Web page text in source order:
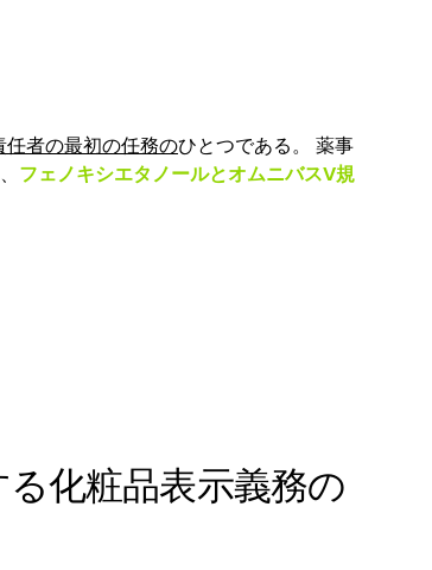
任者の最初の任務のひとつである。 薬事
フェノキシエタノールとオムニバスV規
化粧品表示義務の